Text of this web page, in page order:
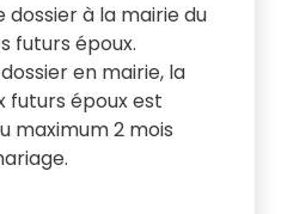
à la mairie du
futurs époux.
en mairie, la
futurs époux est
maximum 2 mois